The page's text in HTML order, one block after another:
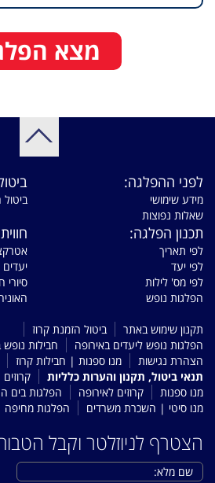
מצא
לפני ההפלגה:
מידע שימושי
שאלות נפוצות
תכנון הפלגה:
לפי תאריך
לפי יעד
לפי מס' לילות
הפלגות נופש
יעדים
סיורי
תקנון שימוש באתר
ביטול הזמנת קרוז
הפלגות נופש ליעדים באירופה
חבילות
הצהרת נגישות
מנו ספנות | חבילות קרוז
תנאי ביטול, תקנון והערות כלליות
קרוזים
מנו ספנות
קרוזים לאירופה
הפלגות בים
מנו סיטי | השכרת משרדים
הפלגות מחיפה
הצטרף לניוזלטר וקבל